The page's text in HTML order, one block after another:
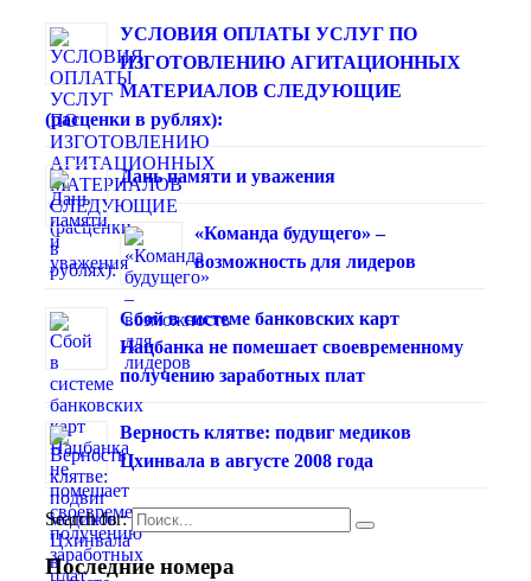
УСЛОВИЯ ОПЛАТЫ УСЛУГ ПО
ИЗГОТОВЛЕНИЮ АГИТАЦИОННЫХ
МАТЕРИАЛОВ СЛЕДУЮЩИЕ
(расценки в рублях):
Дань памяти и уважения
«Команда будущего» –
возможность для лидеров
Сбой в системе банковских карт
Нацбанка не помешает своевременному
получению заработных плат
Верность клятве: подвиг медиков
Цхинвала в августе 2008 года
Search for:
Последние номера